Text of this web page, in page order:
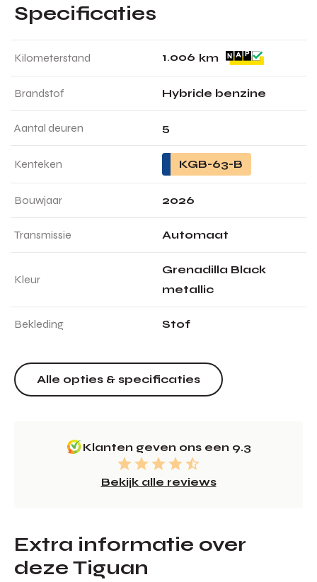
Specificaties
Kilometerstand 1.006 km
Brandstof Hybride benzine
Aantal deuren 5
Kenteken KGB-63-B
Bouwjaar 2026
Transmissie Automaat
Kleur
Grenadilla Black
metallic
Bekleding Stof
Alle opties & specificaties
Klanten geven ons een 9.3
Bekijk alle reviews
Extra informatie over
deze Tiguan